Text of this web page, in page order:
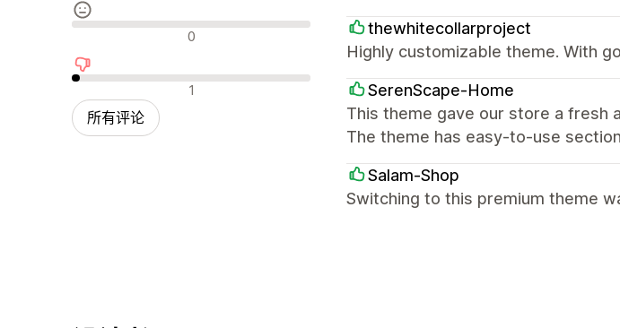
中评 0
差评 1
所有评论
thewhitecollarproject
Highly customizable theme. With
SerenScape-Home
This theme gave our store a fresh
The theme has easy-to-use
Salam-Shop
Switching to this premium theme